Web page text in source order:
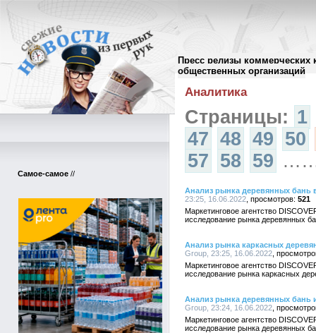
Пресс релизы коммерческих
общественных организаций
Самое-самое //
Архив пресс-релизов//
Аналитика
Страницы: 1
47 48 49 50
57 58 59
Анализ рынка деревянных бань
23:25, 16.06.2022
521
Маркетинговое агентство
исследование рынка деревянных
Анализ рынка каркасных
Group, 23:25, 16.06.2022
Маркетинговое агентство
исследование рынка каркасных
Анализ рынка деревянных бань
Group, 23:24, 16.06.2022
Маркетинговое агентство
исследование рынка деревянных